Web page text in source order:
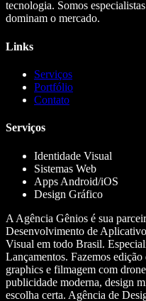
tecnologia. Somos
dominam o mercado.
Links
Serviços
Portfólio
Contato
Serviços
Identidade Visual
Sistemas Web
Apps Android/iOS
Design Gráfico
A Agência Gênios é sua
Desenvolvimento de
Visual em todo Brasil.
Lançamentos. Fazemos
graphics e filmagem com
publicidade moderna, design
escolha certa. Agência de